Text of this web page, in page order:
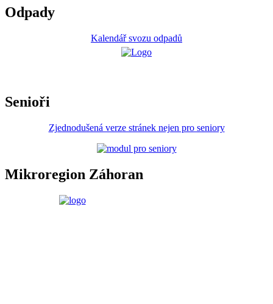
Odpady
Kalendář svozu odpadů
Senioři
Zjednodušená verze stránek nejen pro seniory
Mikroregion Záhoran